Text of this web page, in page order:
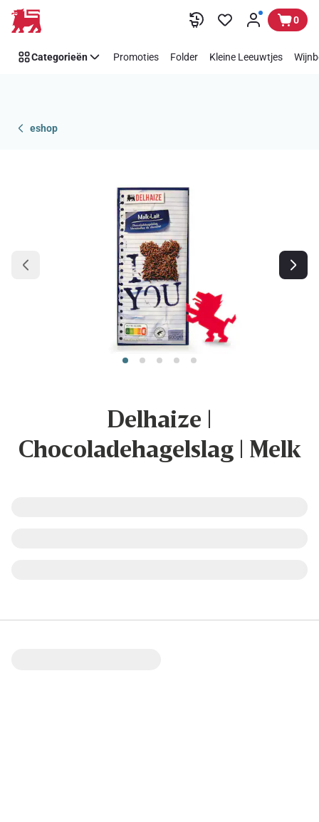
Overslaan 0
Categorieën Promoties Folder Kleine Leeuwtjes
eshop
Delhaize |
Chocoladehagelslag | Melk